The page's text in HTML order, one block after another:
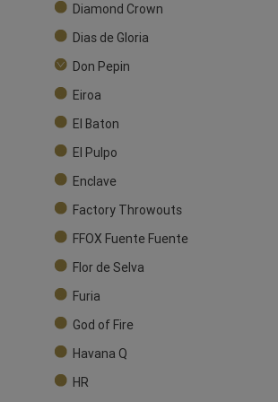
Diamond Crown
Dias de Gloria
Don Pepin
Eiroa
El Baton
El Pulpo
Enclave
Factory Throwouts
FFOX Fuente Fuente
Flor de Selva
Furia
God of Fire
Havana Q
HR